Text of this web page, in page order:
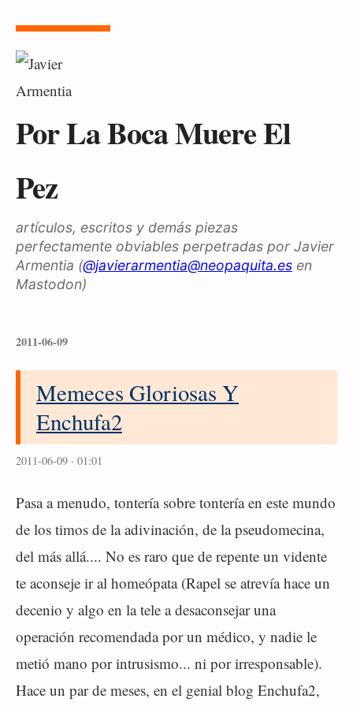
Por La Boca Muere El
Pez
artículos, escritos y demás piezas
perfectamente obviables perpetradas por Javier
Armentia (@javierarmentia@neopaquita.es en
Mastodon)
2011-06-09
Memeces Gloriosas Y
Enchufa2
2011-06-09 · 01:01
Pasa a menudo, tontería sobre tontería en este mundo
de los timos de la adivinación, de la pseudomecina,
del más allá.... No es raro que de repente un vidente
te aconseje ir al homeópata (Rapel se atrevía hace un
decenio y algo en la tele a desaconsejar una
operación recomendada por un médico, y nadie le
metió mano por intrusismo... ni por irresponsable).
Hace un par de meses, en el genial blog Enchufa2,